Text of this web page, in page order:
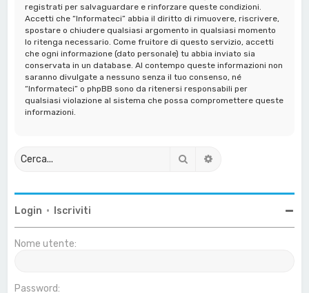
registrati per salvaguardare e rinforzare queste condizioni.
Accetti che “Informateci” abbia il diritto di rimuovere, riscrivere,
spostare o chiudere qualsiasi argomento in qualsiasi momento
lo ritenga necessario. Come fruitore di questo servizio, accetti
che ogni informazione (dato personale) tu abbia inviato sia
conservata in un database. Al contempo queste informazioni non
saranno divulgate a nessuno senza il tuo consenso, né
“Informateci” o phpBB sono da ritenersi responsabili per
qualsiasi violazione al sistema che possa compromettere queste
informazioni.
Cerca
Login • Iscriviti
Nome utente:
Password: